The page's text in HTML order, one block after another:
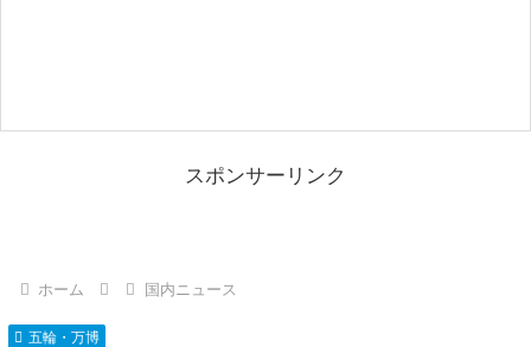
スポンサーリンク
ホーム 国内ニュース
五輪・万博